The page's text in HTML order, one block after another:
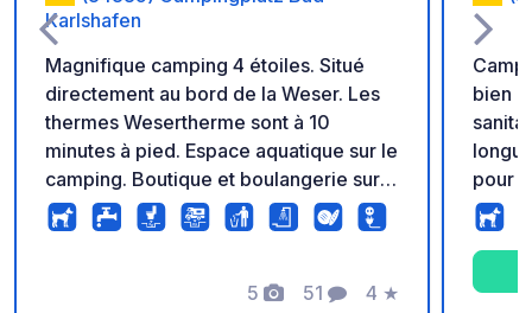
Karlshafen
Magnifique camping 4 étoiles. Situé
directement au bord de la Weser. Les
thermes Wesertherme sont à 10
minutes à pied. Espace aquatique sur le
camping. Boutique et boulangerie sur
place. Réservez votre séjour en ligne
directement sur notre site web.
5
Photos
51
Commentaires
4
Note
★
bien
pour